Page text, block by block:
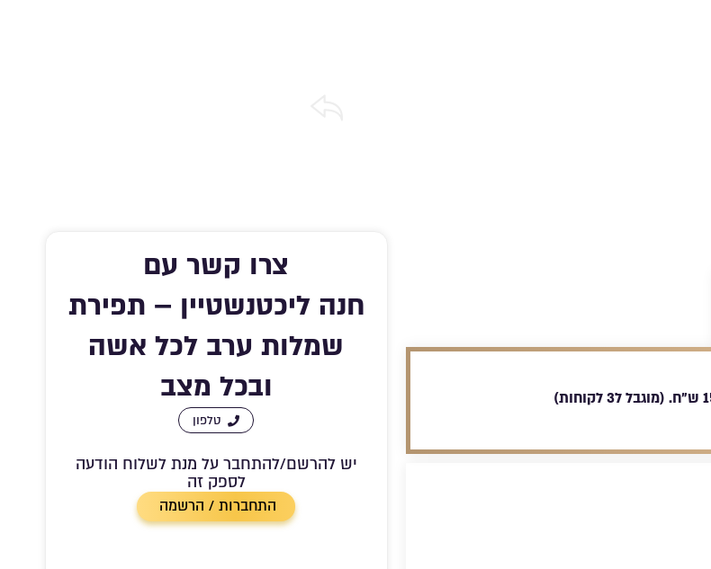
צרו קשר עם
חנה ליכטנשטיין – תפירת
שמלות ערב לכל אשה
ובכל מצב
טלפון
יש להרשם/להתחבר על מנת לשלוח הודעה
לספק זה
התחברות / הרשמה